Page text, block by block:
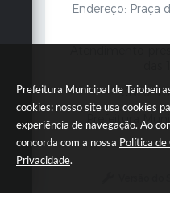
Prefeitura Municipal de
cookies: nosso site usa cookies
experiência de navegação. Ao
concorda com a nossa Política de
Privacidade.
Endereço: Praça
CNPJ:
Prefeitura